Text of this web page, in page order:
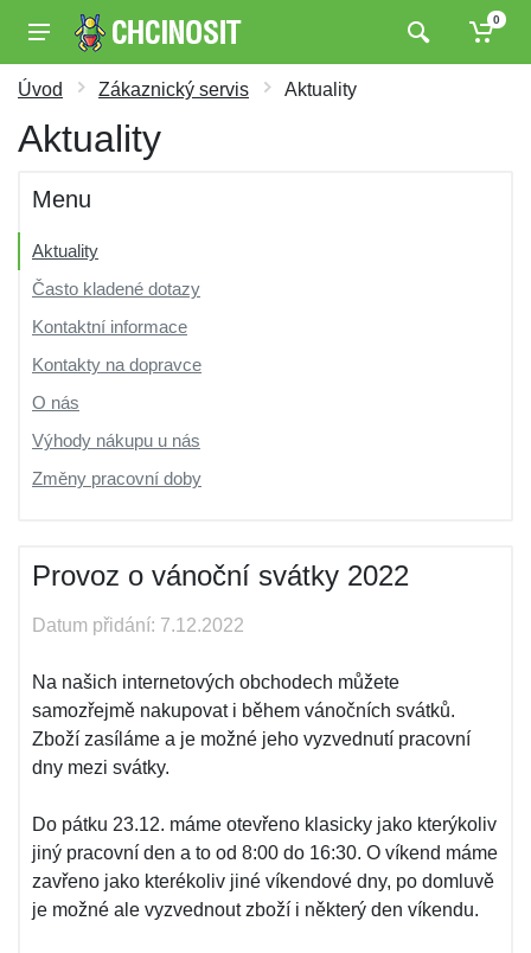
0
Úvod Zákaznický servis Aktuality
Aktuality
Menu
Aktuality
Často kladené dotazy
Kontaktní informace
Kontakty na dopravce
O nás
Výhody nákupu u nás
Změny pracovní doby
Provoz o vánoční svátky 2022
Datum přidání: 7.12.2022
Na našich internetových obchodech můžete
samozřejmě nakupovat i během vánočních svátků.
Zboží zasíláme a je možné jeho vyzvednutí pracovní
dny mezi svátky.
Do pátku 23.12. máme otevřeno klasicky jako kterýkoliv
jiný pracovní den a to od 8:00 do 16:30. O víkend máme
zavřeno jako kterékoliv jiné víkendové dny, po domluvě
je možné ale vyzvednout zboží i některý den víkendu.